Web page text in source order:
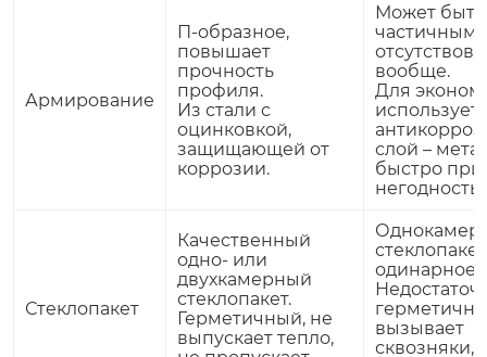
Армирование
П-образное,
повышает
прочность
профиля.
Из стали с
оцинковкой,
защищающей от
коррозии.
Может быть
частичным
вообще.
Для
слой –
быстро
негодность.
Стеклопакет
Качественный
одно- или
двухкамерный
стеклопакет.
Герметичный, не
выпускает тепло,
одинарное
вызывает
сквозняки,